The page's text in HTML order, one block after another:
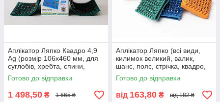
Аплікатор Ляпко Квадро 4,9
Ag (розмір 106х460 мм, для
суглобів, хребта, спини,
остеохондроз, біль)
Готово до відправки
1 498,50 ₴ 1 665 ₴
Аплікатор Ляпко (всі види,
килимок великий, валик,
шанс, пояс, стрічка, квадро,
устілки)
Готово до відправки
від 163,80 ₴ від 182 ₴